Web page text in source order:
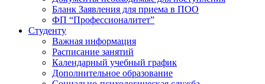
Бланк Заявления для приема в ПОО
ФП “Профессионалитет”
Студенту
Важная информация
Расписание занятий
Календарный учебный график
Дополнительное образование